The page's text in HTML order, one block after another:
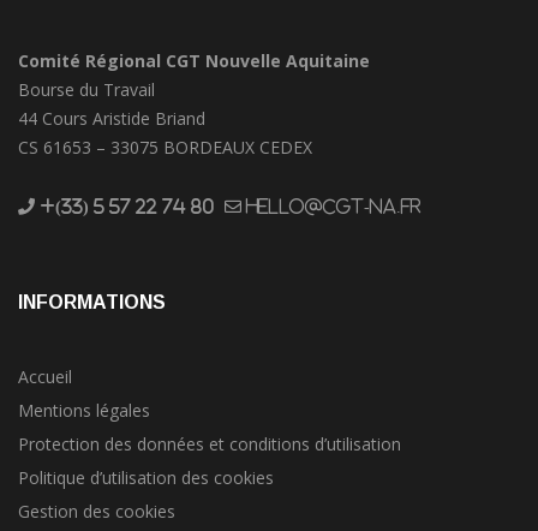
Comité Régional CGT Nouvelle Aquitaine
Bourse du Travail
44 Cours Aristide Briand
CS 61653 – 33075 BORDEAUX CEDEX
+(33) 5 57 22 74 80 hello@cgt-na.fr
INFORMATIONS
Accueil
Mentions légales
Protection des données et conditions d’utilisation
Politique d’utilisation des cookies
Gestion des cookies